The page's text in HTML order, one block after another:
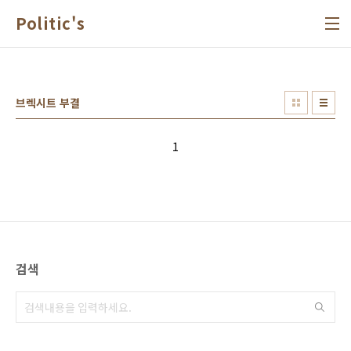
Politic's
브렉시트 부결
1
검색